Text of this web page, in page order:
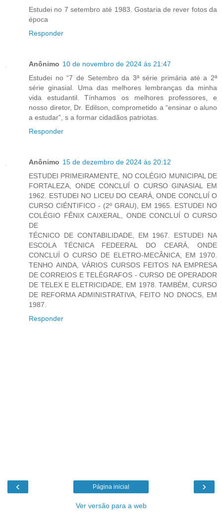
Estudei no 7 setembro até 1983. Gostaria de rever fotos da
época
Responder
Anônimo 10 de novembro de 2024 às 21:47
Estudei no “7 de Setembro da 3ª série primária até a 2ª
série ginasial. Uma das melhores lembranças da minha
vida estudantil. Tínhamos os melhores professores, e
nosso diretor, Dr. Edilson, comprometido a “ensinar o aluno
a estudar”, s a formar cidadãos patriotas.
Responder
Anônimo 15 de dezembro de 2024 às 20:12
ESTUDEI PRIMEIRAMENTE, NO COLÉGIO MUNICIPAL DE
FORTALEZA, ONDE CONCLUÍ O CURSO GINASIAL EM
1962. ESTUDEI NO LICEU DO CEARÁ, ONDE CONCLUÍ O
CURSO CIÉNTIFICO - (2º GRAU), EM 1965. ESTUDEI NO
COLÉGIO FÊNIX CAIXERAL, ONDE CONCLUÍ O CURSO
DE
TÉCNICO DE CONTABILIDADE, EM 1967. ESTUDEI NA
ESCOLA TÉCNICA FEDEERAL DO CEARÁ, ONDE
CONCLUÍ O CURSO DE ELETRO-MECÂNICA, EM 1970.
TENHO AINDA, VÁRIOS CURSOS FEITOS NA EMPRESA
DE CORREIOS E TELÉGRAFOS - CURSO DE OPERADOR
DE TELEX E ELETRICIDADE, EM 1978. TAMBÉM, CURSO
DE REFORMA ADMINISTRATIVA, FEITO NO DNOCS, EM
1987.
Responder
‹ ›
Página inicial
Ver versão para a web